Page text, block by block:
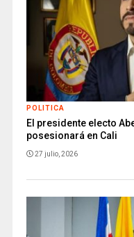
POLITICA
El presidente electo
posesionará en Cali
27 julio, 2026